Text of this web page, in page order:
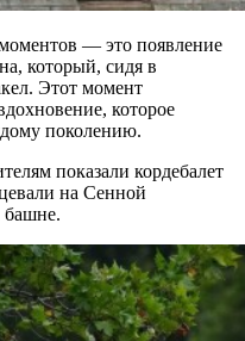
— это появление
который, сидя в
Этот момент
которое
поколению.
показали кордебалет
на Сенной
башне.